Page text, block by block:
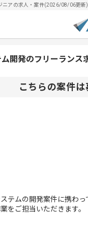
ニアの求人・案件(2026/08/06更新)
ム開発のフリーランス
こちらの案件
ステムの開発案件に携わ
をご担当いただきます。